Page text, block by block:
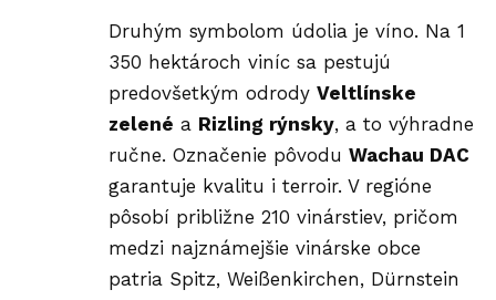
Druhým symbolom údolia je víno. Na 1
350 hektároch viníc sa pestujú
predovšetkým odrody Veltlínske
zelené a Rizling rýnsky, a to výhradne
ručne. Označenie pôvodu Wachau DAC
garantuje kvalitu i terroir. V regióne
pôsobí približne 210 vinárstiev, pričom
medzi najznámejšie vinárske obce
patria Spitz, Weißenkirchen, Dürnstein